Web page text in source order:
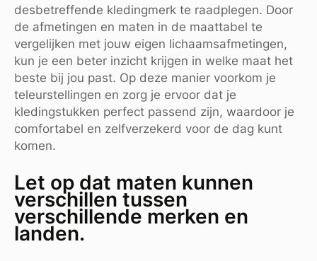
desbetreffende kledingmerk te raadplegen. Door
de afmetingen en maten in de maattabel te
vergelijken met jouw eigen lichaamsafmetingen,
kun je een beter inzicht krijgen in welke maat het
beste bij jou past. Op deze manier voorkom je
teleurstellingen en zorg je ervoor dat je
kledingstukken perfect passend zijn, waardoor je
comfortabel en zelfverzekerd voor de dag kunt
komen.
Let op dat maten kunnen
verschillen tussen
verschillende merken en
landen.